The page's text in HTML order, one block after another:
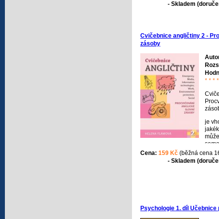
- Skladem
Cvičebnice angličtiny 2 -
zásoby
* * *
je
Cena: 159 Kč (běžná cena
- Skladem
Psychologie 1. díl